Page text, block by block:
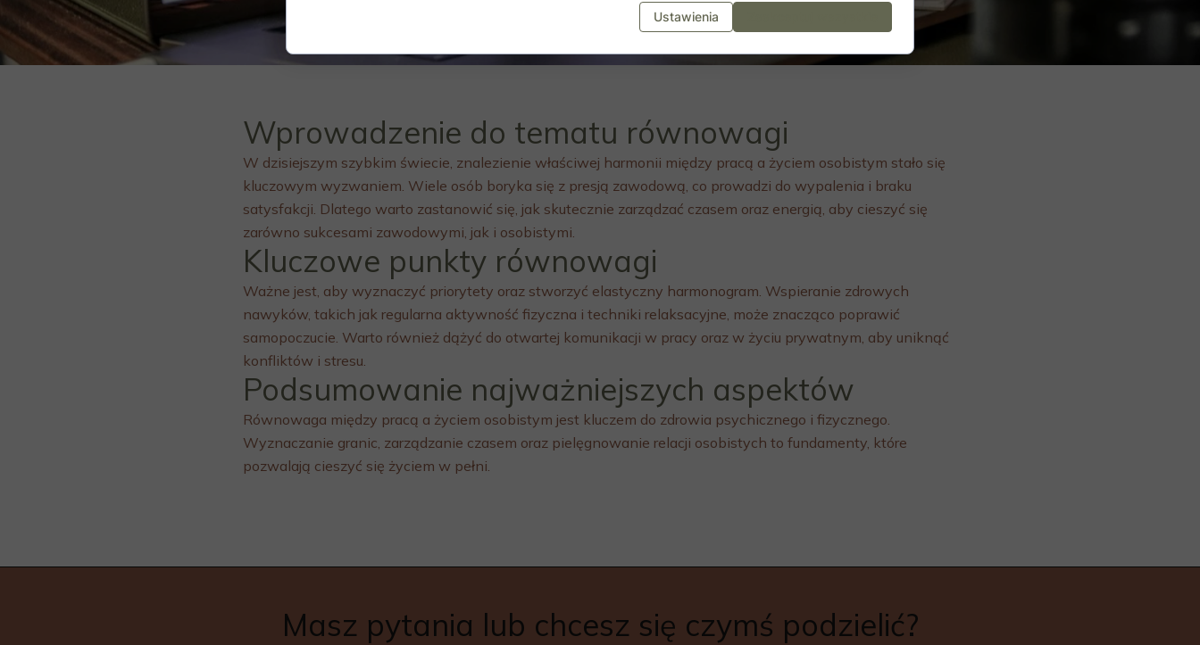
Wprowadzenie do tematu równowagi
W dzisiejszym szybkim świecie, znalezienie właściwej harmonii między pracą a życiem osobistym stało się
kluczowym wyzwaniem. Wiele osób boryka się z presją zawodową, co prowadzi do wypalenia i braku
satysfakcji. Dlatego warto zastanowić się, jak skutecznie zarządzać czasem oraz energią, aby cieszyć się
zarówno sukcesami zawodowymi, jak i osobistymi.
Kluczowe punkty równowagi
Ważne jest, aby wyznaczyć priorytety oraz stworzyć elastyczny harmonogram. Wspieranie zdrowych
nawyków, takich jak regularna aktywność fizyczna i techniki relaksacyjne, może znacząco poprawić
samopoczucie. Warto również dążyć do otwartej komunikacji w pracy oraz w życiu prywatnym, aby uniknąć
konfliktów i stresu.
Podsumowanie najważniejszych aspektów
Równowaga między pracą a życiem osobistym jest kluczem do zdrowia psychicznego i fizycznego.
Wyznaczanie granic, zarządzanie czasem oraz pielęgnowanie relacji osobistych to fundamenty, które
pozwalają cieszyć się życiem w pełni.
Masz pytania lub chcesz się czymś podzielić?
Ustawienia